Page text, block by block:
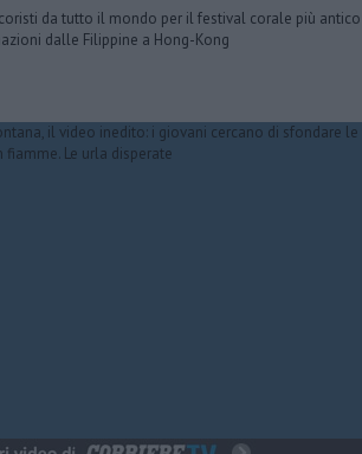
da tutto il mondo per il festival corale più antico
dalle Filippine a Hong-Kong